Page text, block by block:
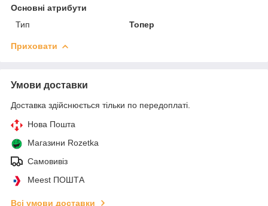
Основні атрибути
Тип
Топер
Приховати
Умови доставки
Доставка здійснюється тільки по передоплаті.
Нова Пошта
Магазини Rozetka
Самовивіз
Meest ПОШТА
Всі умови доставки